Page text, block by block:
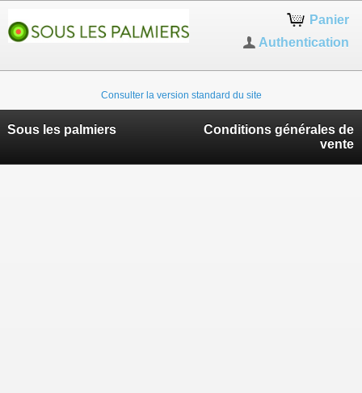
Panier
Authentication
Consulter la version standard du site
Sous les palmiers
Conditions générales de
vente